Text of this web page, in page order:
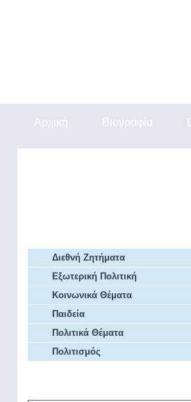
Αρχική Βιογραφία
Διεθνή Ζητήματα
Εξωτερική Πολιτική
Κοινωνικά Θέματα
Παιδεία
Πολιτικά Θέματα
Πολιτισμός